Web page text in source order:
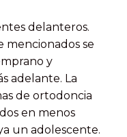
delanteros.
mencionados se
y
adelante. La
de ortodoncia
en menos
un adolescente.